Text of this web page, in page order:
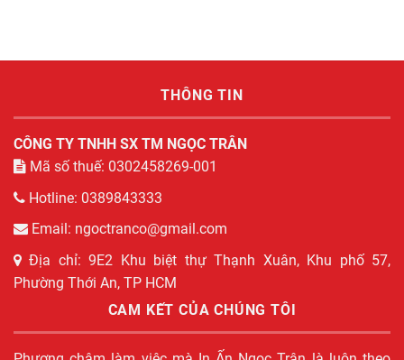
THÔNG TIN
CÔNG TY TNHH SX TM NGỌC TRÂN
Mã số thuế: 0302458269-001
Hotline: 0389843333
Email: ngoctranco@gmail.com
Địa chỉ: 9E2 Khu biệt thự Thạnh Xuân, Khu phố 57,
Phường Thới An, TP HCM
CAM KẾT CỦA CHÚNG TÔI